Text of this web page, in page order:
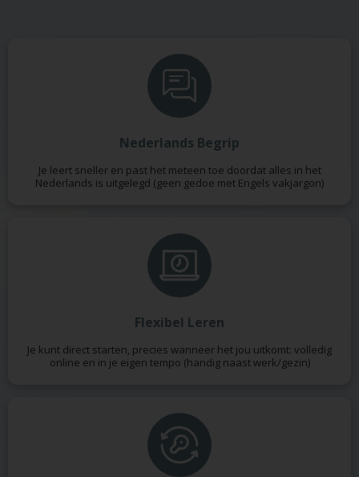
Nederlands Begrip
Je leert sneller en past het meteen toe doordat alles in het
Nederlands is uitgelegd (geen gedoe met Engels vakjargon)
Flexibel Leren
Je kunt direct starten, precies wanneer het jou uitkomt: volledig
online en in je eigen tempo (handig naast werk/gezin)